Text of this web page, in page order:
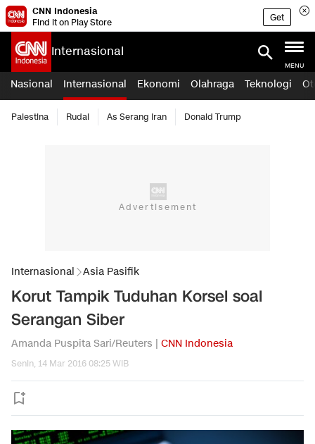
CNN Indonesia
Find it on Play Store
Get
Internasional
MENU
Nasional Internasional Ekonomi Olahraga Teknologi
Palestina Rudal As Serang Iran Donald Trump
Internasional Asia Pasifik
Korut Tampik Tuduhan Korsel soal
Serangan Siber
Amanda Puspita Sari/Reuters | CNN Indonesia
Senin, 14 Mar 2016 08:25 WIB